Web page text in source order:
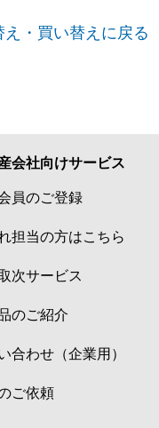
・買い替えに戻る
会社向けサービス
員のご登録
担当の方はこちら
次サービス
のご紹介
合わせ（企業用）
ご依頼